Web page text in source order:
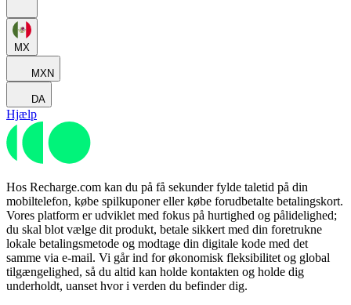
MX
MXN
DA
Hjælp
Hos Recharge.com kan du på få sekunder fylde taletid på din
mobiltelefon, købe spilkuponer eller købe forudbetalte betalingskort.
Vores platform er udviklet med fokus på hurtighed og pålidelighed;
du skal blot vælge dit produkt, betale sikkert med din foretrukne
lokale betalingsmetode og modtage din digitale kode med det
samme via e-mail. Vi går ind for økonomisk fleksibilitet og global
tilgængelighed, så du altid kan holde kontakten og holde dig
underholdt, uanset hvor i verden du befinder dig.